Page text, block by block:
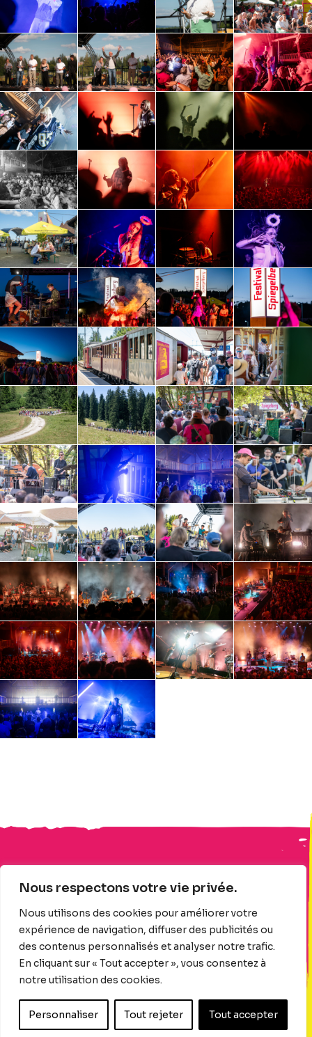
Nous respectons votre vie privée.
Nous utilisons des cookies pour améliorer votre
expérience de navigation, diffuser des publicités ou
des contenus personnalisés et analyser notre trafic.
En cliquant sur « Tout accepter », vous consentez à
notre utilisation des cookies.
Personnaliser Tout rejeter Tout accepter
Programmation
À propos
Médiation culturelle
Politique de confidentialité
Politique de cookies